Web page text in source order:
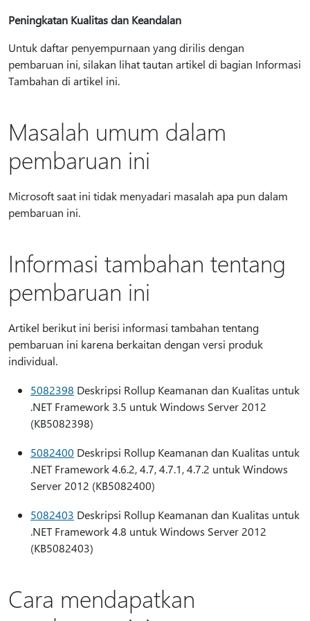
Peningkatan Kualitas dan Keandalan
Untuk daftar penyempurnaan yang dirilis dengan
pembaruan ini, silakan lihat tautan artikel di bagian Informasi
Tambahan di artikel ini.
Masalah umum dalam
pembaruan ini
Microsoft saat ini tidak menyadari masalah apa pun dalam
pembaruan ini.
Informasi tambahan tentang
pembaruan ini
Artikel berikut ini berisi informasi tambahan tentang
pembaruan ini karena berkaitan dengan versi produk
individual.
5082398 Deskripsi Rollup Keamanan dan Kualitas untuk
.NET Framework 3.5 untuk Windows Server 2012
(KB5082398)
5082400 Deskripsi Rollup Keamanan dan Kualitas untuk
.NET Framework 4.6.2, 4.7, 4.7.1, 4.7.2 untuk Windows
Server 2012 (KB5082400)
5082403 Deskripsi Rollup Keamanan dan Kualitas untuk
.NET Framework 4.8 untuk Windows Server 2012
(KB5082403)
Cara mendapatkan